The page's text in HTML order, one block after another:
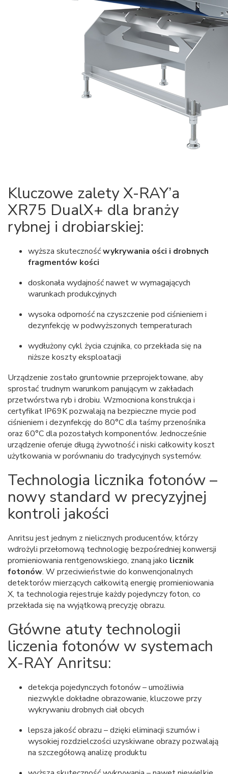
Kluczowe zalety X-RAY’a
XR75 DualX+ dla branży
rybnej i drobiarskiej:
wyższa skutecznośćwykrywania ości i drobnych
fragmentów kości
doskonała wydajność nawet w wymagających
warunkach produkcyjnych
wysoka odporność na czyszczenie pod ciśnieniem i
dezynfekcję w podwyższonych temperaturach
wydłużony cykl życia czujnika, co przekłada się na
niższe koszty eksploatacji
Urządzenie zostało gruntownie przeprojektowane, aby
sprostać trudnym warunkom panującym w zakładach
przetwórstwa ryb i drobiu. Wzmocniona konstrukcja i
certyfikat IP69K pozwalają na bezpieczne mycie pod
ciśnieniem i dezynfekcję do 80°C dla taśmy przenośnika
oraz 60°C dla pozostałych komponentów. Jednocześnie
urządzenie oferuje długą żywotność i niski całkowity koszt
użytkowania w porównaniu do tradycyjnych systemów.
Technologia licznika fotonów –
nowy standard w precyzyjnej
kontroli jakości
Anritsu jest jednym z nielicznych producentów, którzy
wdrożyli przełomową technologię bezpośredniej konwersji
promieniowania rentgenowskiego, znaną jako licznik
fotonów. W przeciwieństwie do konwencjonalnych
detektorów mierzących całkowitą energię promieniowania
X, ta technologia rejestruje każdy pojedynczy foton, co
przekłada się na wyjątkową precyzję obrazu.
Główne atuty technologii
liczenia fotonów w systemach
X-RAY Anritsu:
detekcja pojedynczych fotonów – umożliwia
niezwykle dokładne obrazowanie, kluczowe przy
wykrywaniu drobnych ciał obcych
lepsza jakość obrazu – dzięki eliminacji szumów i
wysokiej rozdzielczości uzyskiwane obrazy pozwalają
na szczegółową analizę produktu